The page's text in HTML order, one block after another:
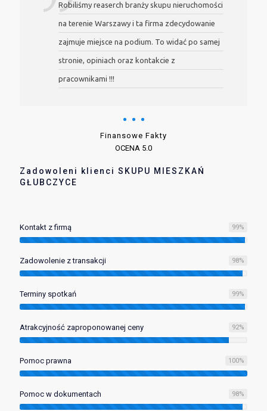
Robiliśmy reaserch branży skupu nieruchomości
na terenie Warszawy i ta firma zdecydowanie
zajmuje miejsce na podium. To widać po samej
stronie, opiniach oraz kontakcie z
pracownikami !!!
Finansowe Fakty
OCENA 5.0
Zadowoleni klienci SKUPU MIESZKAŃ
GŁUBCZYCE
Kontakt z firmą 99%
Zadowolenie z transakcji 98%
Terminy spotkań 99%
Atrakcyjność zaproponowanej ceny 92%
Pomoc prawna 100%
Pomoc w dokumentach 98%